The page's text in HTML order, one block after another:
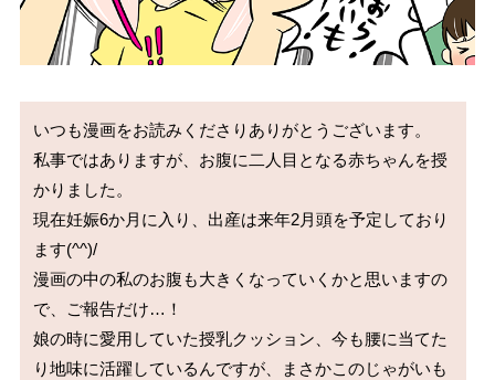
いつも漫画をお読みくださりありがとうございます。
私事ではありますが、お腹に二人目となる赤ちゃんを授
かりました。
現在妊娠6か月に入り、出産は来年2月頭を予定しており
ます(^^)/
漫画の中の私のお腹も大きくなっていくかと思いますの
で、ご報告だけ…！
娘の時に愛用していた授乳クッション、今も腰に当てた
り地味に活躍しているんですが、まさかこのじゃがいも